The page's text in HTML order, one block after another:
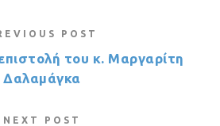
POST
του κ. Μαργαρίτη
Δαλαμάγκα
NEXT POST